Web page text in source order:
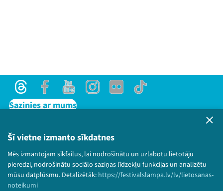
Šī vietne izmanto sīkdatnes
Mēs izmantojam sīkfailus, lai nodrošinātu un uzlabotu lietotāju
pieredzi, nodrošinātu sociālo saziņas līdzekļu funkcijas un analizētu
mūsu datplūsmu. Detalizētāk: https://festivalslampa.lv/lv/lietosanas-
noteikumi
Viņi bija LAMPĀ 2026
Veikals
Kontakti
ThreadsFacebookYoutubeInstagram
Flick TikTok
Sazinies ar mums
Lietošanas noteikumi un sīkdatņu politika
Bērnu aizsardzības politika
© 2026 Sarunu festivāls LAMPA Visas tiesības
paturētas.